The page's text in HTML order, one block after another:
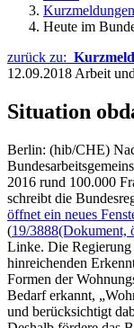
Heute im
zurück zu:
12.09.2018 Arbeit
Situation
Berlin: (hib/CHE)
2016 rund 100.000
schreibt die
öffnet ein neues
(19/3888(Dokument,
Linke. Die Regierung
hinreichenden
Formen der
Bedarf erkannt,
und berücksichtigt